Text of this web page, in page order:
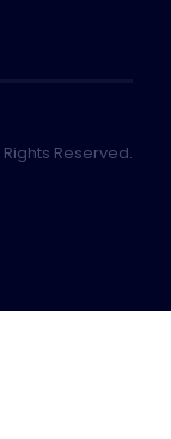
Reserved.